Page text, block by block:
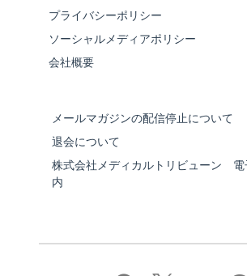
プライバシーポリシー
ソーシャルメディアポリシー
会社概要
メールマガジンの配信停止について
退会について
株式会社メディカルトリビューン 電
内